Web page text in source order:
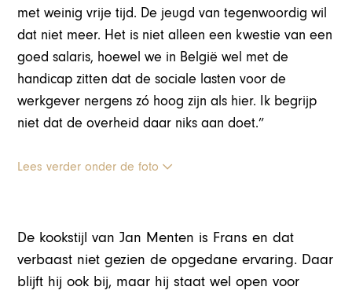
met weinig vrije tijd. De jeugd van tegenwoordig wil
dat niet meer. Het is niet alleen een kwestie van een
goed salaris, hoewel we in België wel met de
handicap zitten dat de sociale lasten voor de
werkgever nergens zó hoog zijn als hier. Ik begrijp
niet dat de overheid daar niks aan doet.”
Lees verder onder de foto
De kookstijl van Jan Menten is Frans en dat
verbaast niet gezien de opgedane ervaring. Daar
blijft hij ook bij, maar hij staat wel open voor